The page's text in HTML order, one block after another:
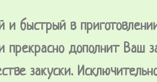
и быстрый в
прекрасно дополнит Ваш
закуски.